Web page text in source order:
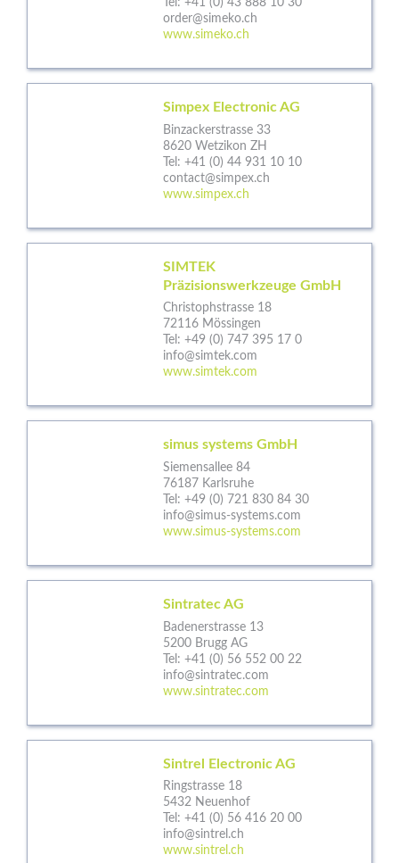
Tel: +41 (0) 43 888 10 30
order@simeko.ch
www.simeko.ch
Simpex Electronic AG
Binzackerstrasse 33
8620 Wetzikon ZH
Tel: +41 (0) 44 931 10 10
contact@simpex.ch
www.simpex.ch
SIMTEK
Präzisionswerkzeuge GmbH
Christophstrasse 18
72116 Mössingen
Tel: +49 (0) 747 395 17 0
info@simtek.com
www.simtek.com
simus systems GmbH
Siemensallee 84
76187 Karlsruhe
Tel: +49 (0) 721 830 84 30
info@simus-systems.com
www.simus-systems.com
Sintratec AG
Badenerstrasse 13
5200 Brugg AG
Tel: +41 (0) 56 552 00 22
info@sintratec.com
www.sintratec.com
Sintrel Electronic AG
Ringstrasse 18
5432 Neuenhof
Tel: +41 (0) 56 416 20 00
info@sintrel.ch
www.sintrel.ch